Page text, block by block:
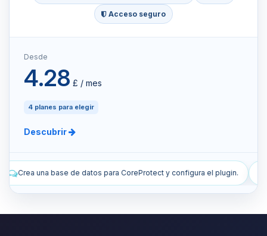
Acceso seguro
Desde
4.28 £ / mes
4 planes para elegir
Descubrir
y configura el plugin. Instala plugins para mejorar mi